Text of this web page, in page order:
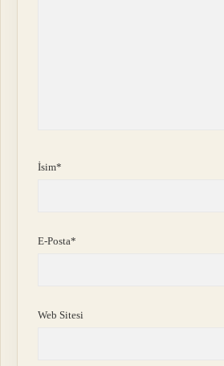
İsim*
E-Posta*
Web Sitesi